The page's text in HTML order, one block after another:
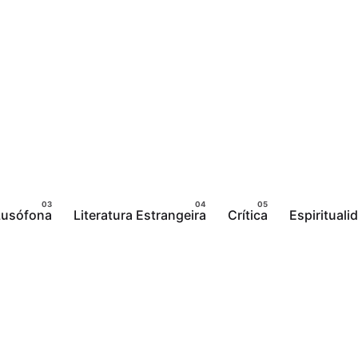
Literatura Estrangeira Crítica